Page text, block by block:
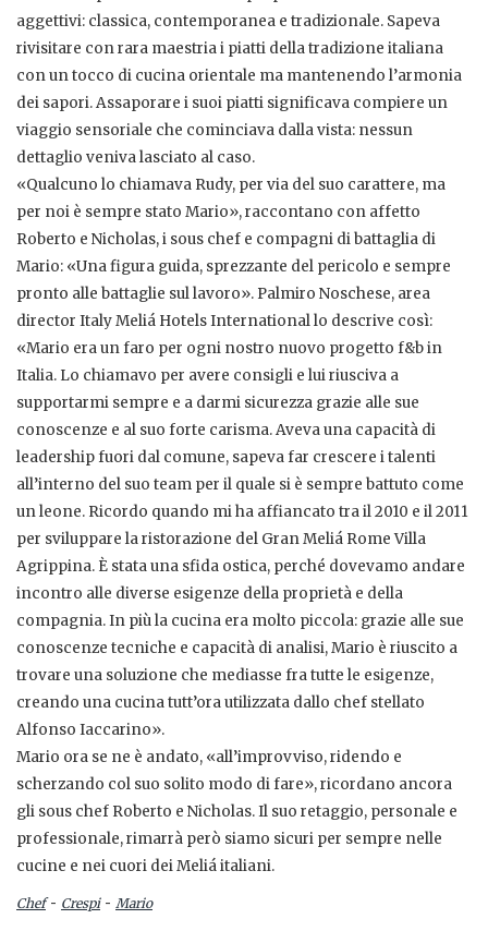
aggettivi: classica, contemporanea e tradizionale. Sapeva
rivisitare con rara maestria i piatti della tradizione italiana
con un tocco di cucina orientale ma mantenendo l’armonia
dei sapori. Assaporare i suoi piatti significava compiere un
viaggio sensoriale che cominciava dalla vista: nessun
dettaglio veniva lasciato al caso.
«Qualcuno lo chiamava Rudy, per via del suo carattere, ma
per noi è sempre stato Mario», raccontano con affetto
Roberto e Nicholas, i sous chef e compagni di battaglia di
Mario: «Una figura guida, sprezzante del pericolo e sempre
pronto alle battaglie sul lavoro». Palmiro Noschese, area
director Italy Meliá Hotels International lo descrive così:
«Mario era un faro per ogni nostro nuovo progetto f&b in
Italia. Lo chiamavo per avere consigli e lui riusciva a
supportarmi sempre e a darmi sicurezza grazie alle sue
conoscenze e al suo forte carisma. Aveva una capacità di
leadership fuori dal comune, sapeva far crescere i talenti
all’interno del suo team per il quale si è sempre battuto come
un leone. Ricordo quando mi ha affiancato tra il 2010 e il 2011
per sviluppare la ristorazione del Gran Meliá Rome Villa
Agrippina. È stata una sfida ostica, perché dovevamo andare
incontro alle diverse esigenze della proprietà e della
compagnia. In più la cucina era molto piccola: grazie alle sue
conoscenze tecniche e capacità di analisi, Mario è riuscito a
trovare una soluzione che mediasse fra tutte le esigenze,
creando una cucina tutt’ora utilizzata dallo chef stellato
Alfonso Iaccarino».
Mario ora se ne è andato, «all’improvviso, ridendo e
scherzando col suo solito modo di fare», ricordano ancora
gli sous chef Roberto e Nicholas. Il suo retaggio, personale e
professionale, rimarrà però siamo sicuri per sempre nelle
cucine e nei cuori dei Meliá italiani.
Chef- Crespi- Mario